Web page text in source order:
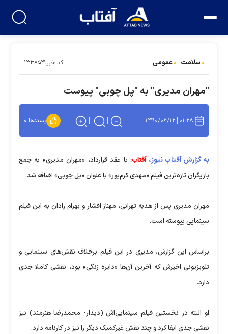
سلامت عمومی کد خبر:۱۳۳۸۵۳
"مهران مدیری" به "پل چوبی" پیوست
۰۱:۲۸ ۱۳۹۰/۰۶/۱۲ پسندها:۰
به گزارش آفتاب نیوز، آفتاب: با عقد قرارداد، «مهران مدیری» به جمع
بازیگران تازه‌ترین فیلم «مهدی کرم‌پور» با عنوان «پل چوبی» اضافه شد.
مهران مدیری پس از هدیه تهرانی، مهناز افشار و بهرام رادان به این فیلم
سینمایی پیوسته است.
براساس این گزارش، مدیری در این فیلم برخلاف نقش‌های سینمایی و
تلویزیونی‌ اخیرش که آخرین آن‌ها «دایره زنگی» بود، نقشی کاملا جدی
دارد.
او البته در نخستین فیلم سینمایی‌اش (دیدار- محمدرضا هنرمند) نیز
نقشی جدی ایفا کرد و چند نقش غیرکمیک دیگر را نیز در کارنامه دارد.